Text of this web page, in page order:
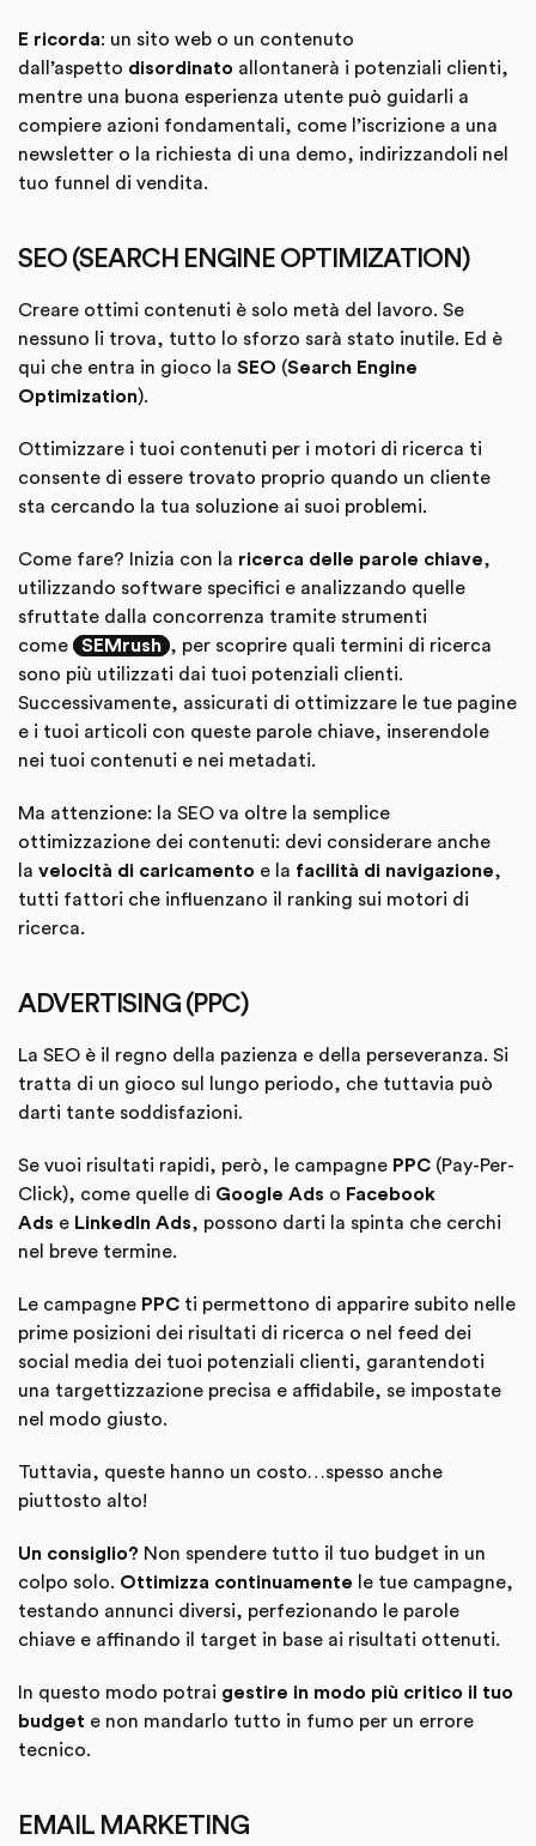
E ricorda: un sito web o un contenuto
dall’aspetto disordinato allontanerà i potenziali clienti,
mentre una buona esperienza utente può guidarli a
compiere azioni fondamentali, come l’iscrizione a una
newsletter o la richiesta di una demo, indirizzandoli nel
tuo funnel di vendita.
SEO (SEARCH ENGINE OPTIMIZATION)
Creare ottimi contenuti è solo metà del lavoro. Se
nessuno li trova, tutto lo sforzo sarà stato inutile. Ed è
qui che entra in gioco la SEO (Search Engine
Optimization).
Ottimizzare i tuoi contenuti per i motori di ricerca ti
consente di essere trovato proprio quando un cliente
sta cercando la tua soluzione ai suoi problemi.
Come fare? Inizia con la ricerca delle parole chiave,
utilizzando software specifici e analizzando quelle
sfruttate dalla concorrenza tramite strumenti
come
SEMrush , per scoprire quali termini di ricerca
sono più utilizzati dai tuoi potenziali clienti.
Successivamente, assicurati di ottimizzare le tue pagine
e i tuoi articoli con queste parole chiave, inserendole
nei tuoi contenuti e nei metadati.
Ma attenzione: la SEO va oltre la semplice
ottimizzazione dei contenuti: devi considerare anche
la velocità di caricamento e la facilità di navigazione,
tutti fattori che influenzano il ranking sui motori di
ricerca.
ADVERTISING (PPC)
La SEO è il regno della pazienza e della perseveranza. Si
tratta di un gioco sul lungo periodo, che tuttavia può
darti tante soddisfazioni.
Se vuoi risultati rapidi, però, le campagne PPC (Pay-Per-
Click), come quelle di Google Ads o Facebook
Ads e LinkedIn Ads, possono darti la spinta che cerchi
nel breve termine.
Le campagne PPC ti permettono di apparire subito nelle
prime posizioni dei risultati di ricerca o nel feed dei
social media dei tuoi potenziali clienti, garantendoti
una targettizzazione precisa e affidabile, se impostate
nel modo giusto.
Tuttavia, queste hanno un costo…spesso anche
piuttosto alto!
Un consiglio? Non spendere tutto il tuo budget in un
colpo solo. Ottimizza continuamente le tue campagne,
testando annunci diversi, perfezionando le parole
chiave e affinando il target in base ai risultati ottenuti.
In questo modo potrai gestire in modo più critico il tuo
budget e non mandarlo tutto in fumo per un errore
tecnico.
EMAIL MARKETING